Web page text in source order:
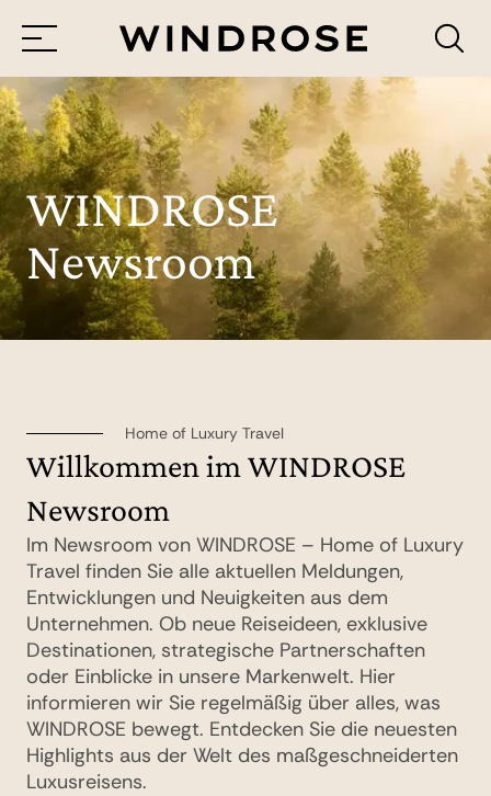
Menü
Reiseziele
Reisethemen
Jetzt Anfrage senden
WINDROSE
Newsroom
Home of Luxury Travel
Willkommen im WINDROSE
Newsroom
Im Newsroom von WINDROSE – Home of Luxury
Travel finden Sie alle aktuellen Meldungen,
Entwicklungen und Neuigkeiten aus dem
Unternehmen. Ob neue Reiseideen, exklusive
Destinationen, strategische Partnerschaften
oder Einblicke in unsere Markenwelt. Hier
informieren wir Sie regelmäßig über alles, was
WINDROSE bewegt. Entdecken Sie die neuesten
Highlights aus der Welt des maßgeschneiderten
Luxusreisens.